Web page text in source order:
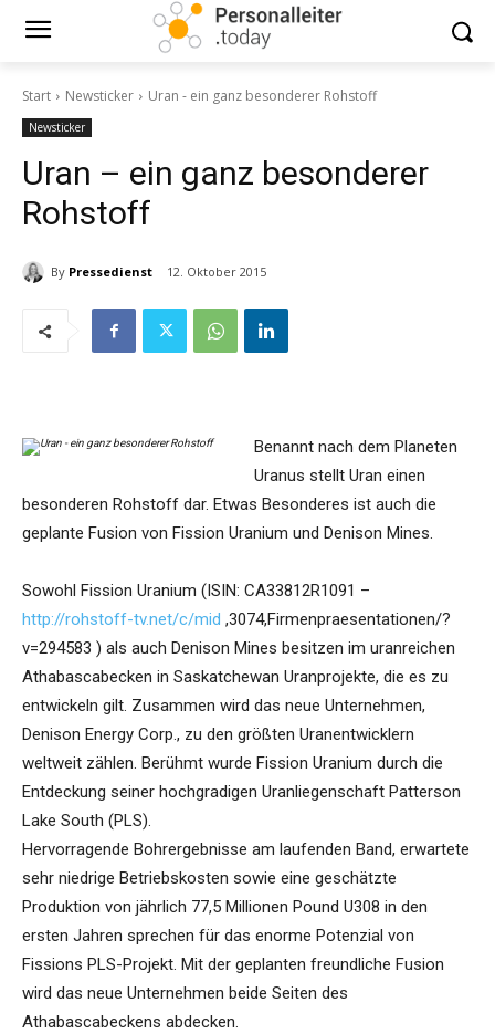
Start Newsticker Uran - ein ganz besonderer Rohstoff
Newsticker
Uran – ein ganz besonderer
Rohstoff
By Pressedienst 12. Oktober 2015
Benannt nach dem Planeten
Uranus stellt Uran einen
besonderen Rohstoff dar. Etwas Besonderes ist auch die
geplante Fusion von Fission Uranium und Denison Mines.
Sowohl Fission Uranium (ISIN: CA33812R1091 –
http://rohstoff-tv.net/c/mid ,3074,Firmenpraesentationen/?
v=294583 ) als auch Denison Mines besitzen im uranreichen
Athabascabecken in Saskatchewan Uranprojekte, die es zu
entwickeln gilt. Zusammen wird das neue Unternehmen,
Denison Energy Corp., zu den größten Uranentwicklern
weltweit zählen. Berühmt wurde Fission Uranium durch die
Entdeckung seiner hochgradigen Uranliegenschaft Patterson
Lake South (PLS).
Hervorragende Bohrergebnisse am laufenden Band, erwartete
sehr niedrige Betriebskosten sowie eine geschätzte
Produktion von jährlich 77,5 Millionen Pound U308 in den
ersten Jahren sprechen für das enorme Potenzial von
Fissions PLS-Projekt. Mit der geplanten freundliche Fusion
wird das neue Unternehmen beide Seiten des
Athabascabeckens abdecken.